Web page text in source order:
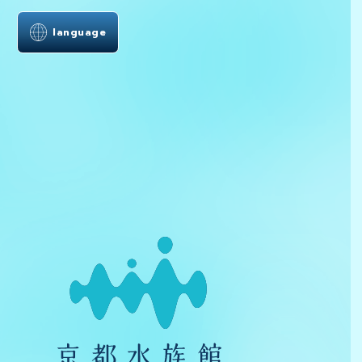
language